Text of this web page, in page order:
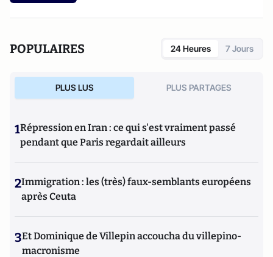
POPULAIRES 24 Heures 7 Jours
PLUS LUS PLUS PARTAGES
1Répression en Iran : ce qui s'est vraiment passé
pendant que Paris regardait ailleurs
2Immigration : les (très) faux-semblants européens
après Ceuta
3Et Dominique de Villepin accoucha du villepino-
macronisme